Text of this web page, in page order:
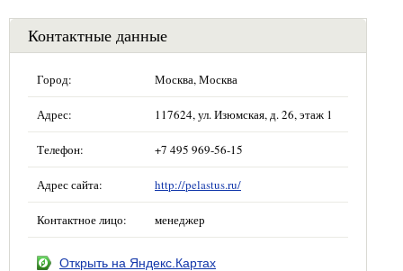
Контактные данные
Город: Москва, Москва
Адрес: 117624, ул. Изюмская, д. 26, этаж 1
Телефон: +7 495 969-56-15
Адрес сайта: http://pelastus.ru/
Контактное лицо: менеджер
Открыть на Яндекс.Картах